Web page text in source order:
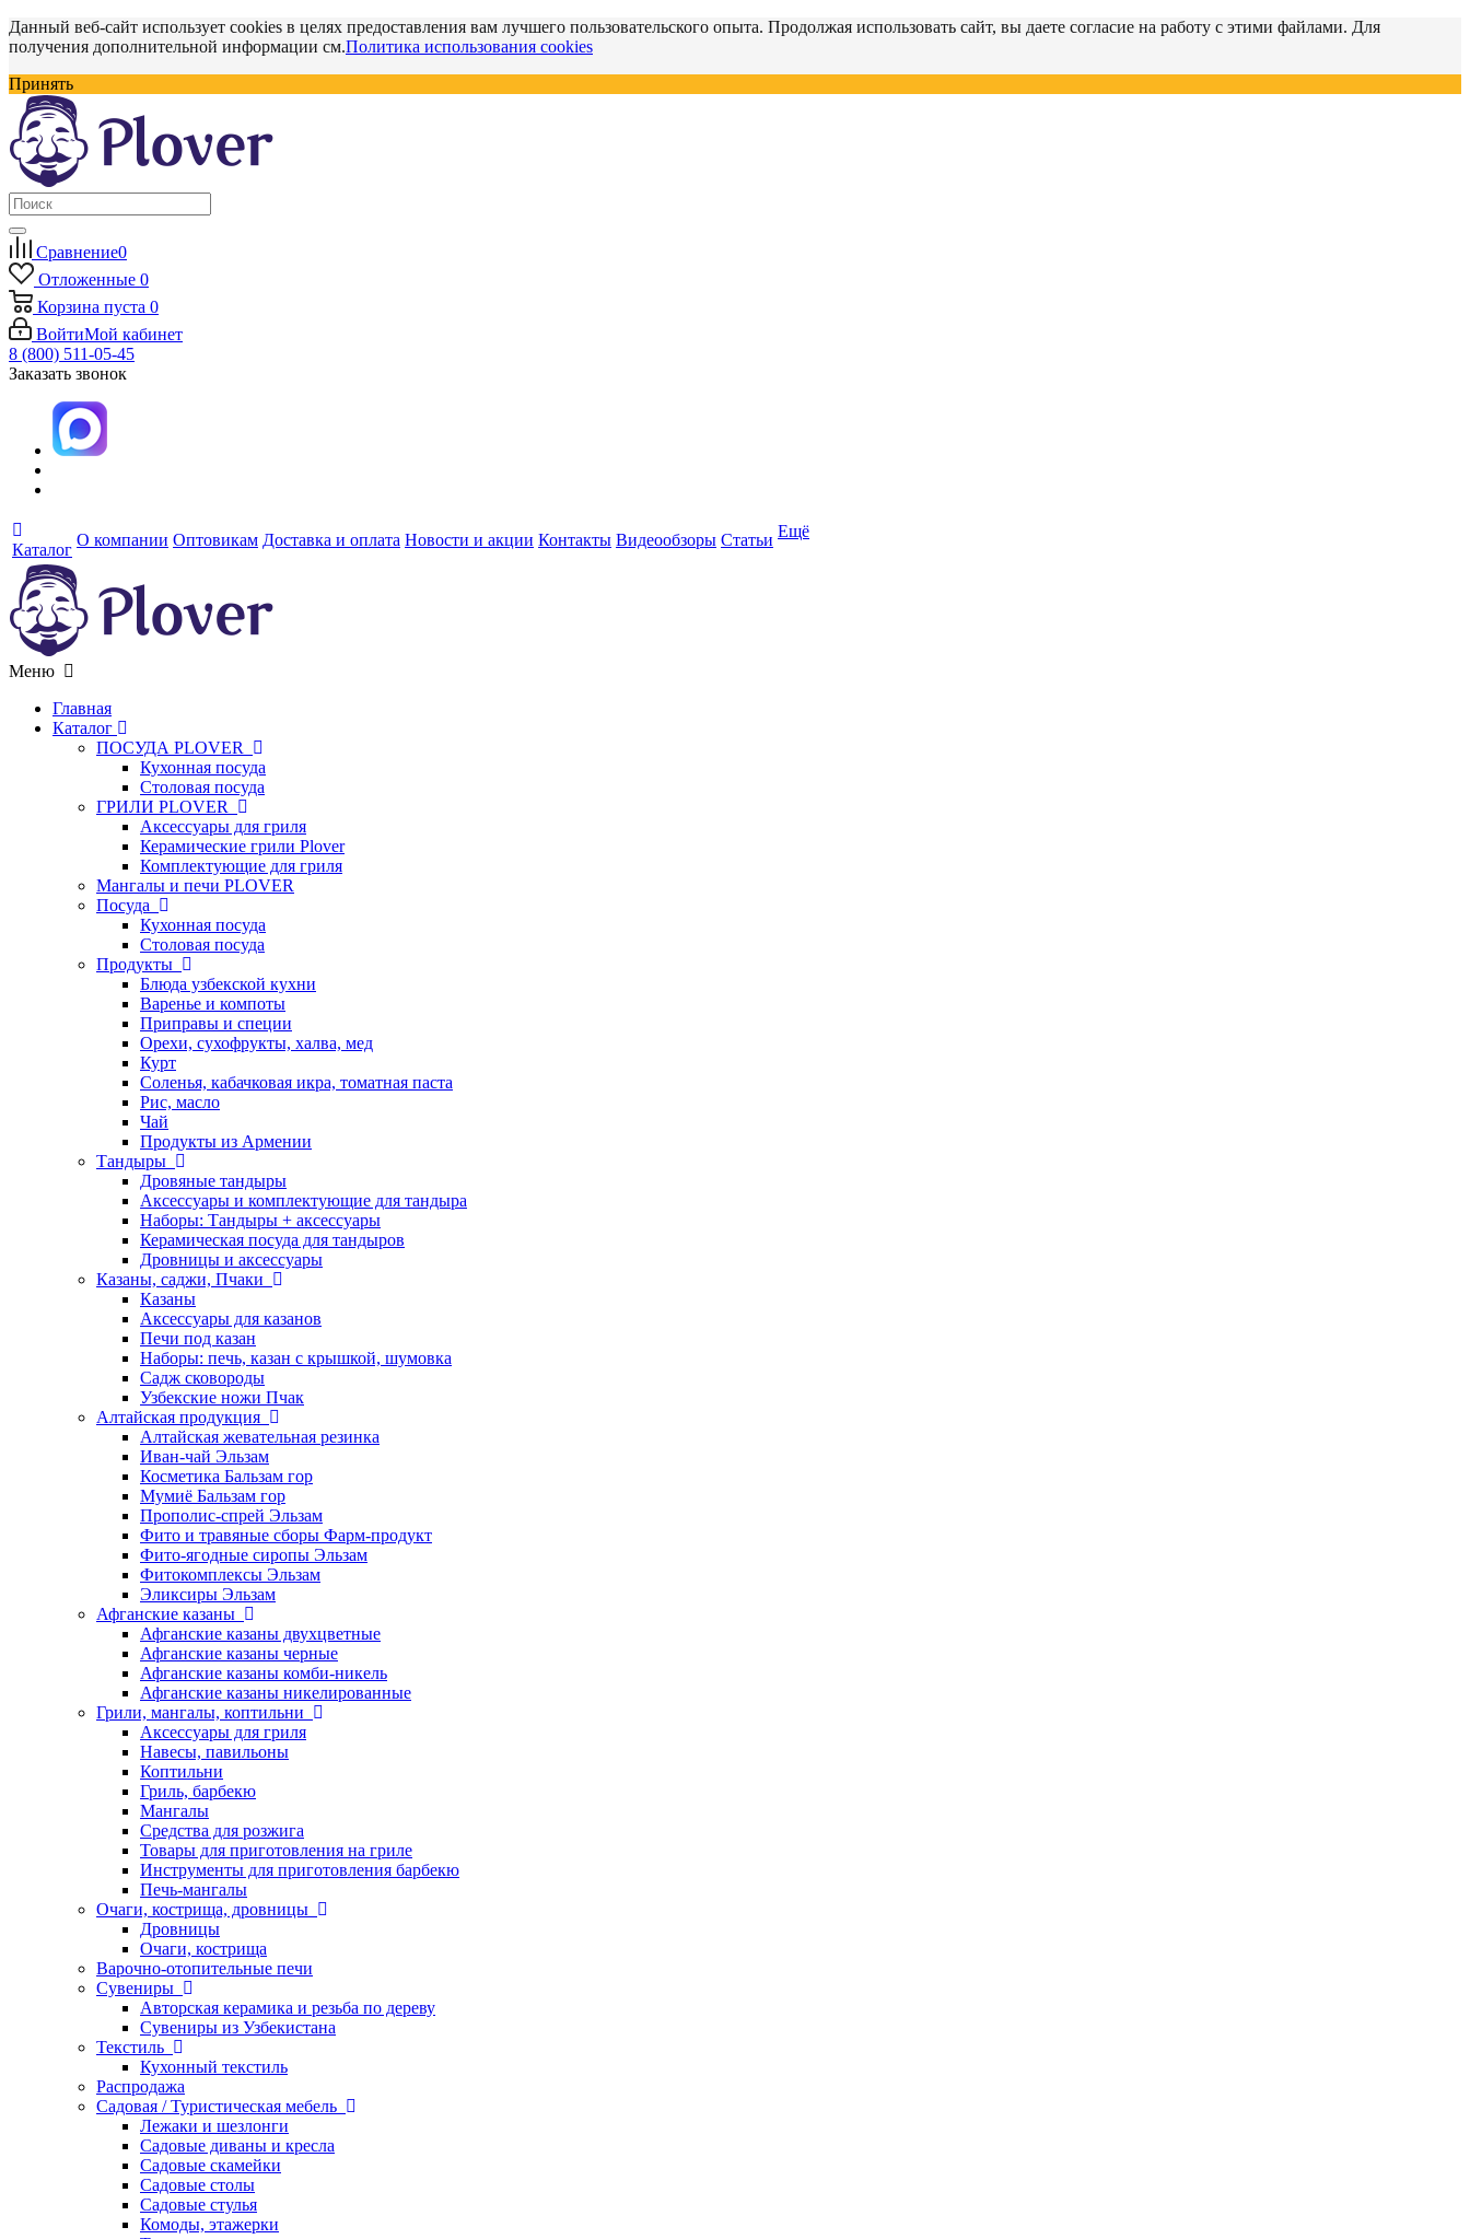
Данный веб-сайт использует cookies в целях предоставления вам лучшего пользовательского опыта. Продолжая использовать сайт, вы даете согласие на работу с этими файлами. Для
получения дополнительной информации см.Политика использования cookies
Принять
Сравнение0
Отложенные 0
Корзина пуста 0
ВойтиМой кабинет
8 (800) 511-05-45
Заказать звонок
Каталог
О компании Оптовикам Доставка и оплата Новости и акции Контакты Видеообзоры Статьи Ещё
Меню
Главная
Каталог
ПОСУДА PLOVER
Кухонная посуда
Столовая посуда
ГРИЛИ PLOVER
Аксессуары для гриля
Керамические грили Plover
Комплектующие для гриля
Мангалы и печи PLOVER
Посуда
Кухонная посуда
Столовая посуда
Продукты
Блюда узбекской кухни
Варенье и компоты
Приправы и специи
Орехи, сухофрукты, халва, мед
Курт
Соленья, кабачковая икра, томатная паста
Рис, масло
Чай
Продукты из Армении
Тандыры
Дровяные тандыры
Аксессуары и комплектующие для тандыра
Наборы: Тандыры + аксессуары
Керамическая посуда для тандыров
Дровницы и аксессуары
Казаны, саджи, Пчаки
Казаны
Аксессуары для казанов
Печи под казан
Наборы: печь, казан с крышкой, шумовка
Садж сковороды
Узбекские ножи Пчак
Алтайская продукция
Алтайская жевательная резинка
Иван-чай Эльзам
Косметика Бальзам гор
Мумиё Бальзам гор
Прополис-спрей Эльзам
Фито и травяные сборы Фарм-продукт
Фито-ягодные сиропы Эльзам
Фитокомплексы Эльзам
Эликсиры Эльзам
Афганские казаны
Афганские казаны двухцветные
Афганские казаны черные
Афганские казаны комби-никель
Афганские казаны никелированные
Грили, мангалы, коптильни
Аксессуары для гриля
Навесы, павильоны
Коптильни
Гриль, барбекю
Мангалы
Средства для розжига
Товары для приготовления на гриле
Инструменты для приготовления барбекю
Печь-мангалы
Очаги, кострища, дровницы
Дровницы
Очаги, кострища
Варочно-отопительные печи
Сувениры
Авторская керамика и резьба по дереву
Сувениры из Узбекистана
Текстиль
Кухонный текстиль
Распродажа
Садовая / Туристическая мебель
Лежаки и шезлонги
Садовые диваны и кресла
Садовые скамейки
Садовые столы
Садовые стулья
Комоды, этажерки